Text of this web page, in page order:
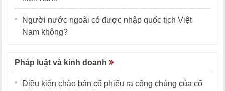
Người nước ngoài có được nhập quốc tịch Việt
Nam không?
Pháp luật và kinh doanh
Điều kiện chào bán cổ phiếu ra công chúng của cổ